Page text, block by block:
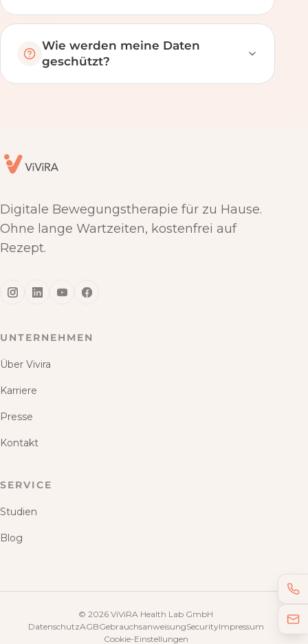
Wie werden meine Daten
geschützt?
Digitale Bewegungstherapie für zu Hause.
Ohne lange Wartzeiten, kostenfrei auf
Rezept.
UNTERNEHMEN
Über Vivira
Karriere
Presse
Kontakt
SERVICE
Studien
Blog
© 2026 ViViRA Health Lab GmbH
DatenschutzAGBGebrauchsanweisungSecurityImpressum
Cookie-Einstellungen